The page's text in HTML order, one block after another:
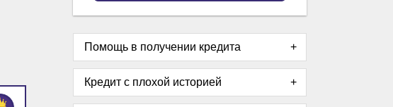
Помощь в получении кредита
Кредит с плохой историей